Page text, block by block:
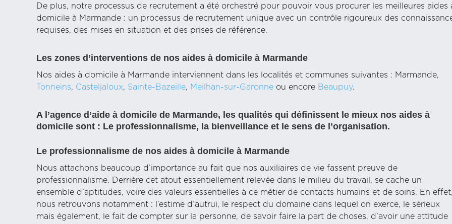
De plus, notre processus de recrutement a été orchestré pour pouvoir vous procurer les meilleures aides
domicile à Marmande : un processus de recrutement unique avec un contrôle rigoureux des
requises, des mises en situation et des prises de référence.
Les zones d’interventions de nos aides à domicile à Marmande
Nos aides à domicile à Marmande interviennent dans les localités et communes suivantes : Marmande,
Tonneins, Casteljaloux, Sainte-Bazeille, Meilhan-sur-Garonne ou encore Beaupuy.
A l’agence d’aide à domicile de Marmande, les qualités qui définissent le mieux nos aides à
domicile sont : Le professionnalisme, la bienveillance et le sens de l’organisation.
Le professionnalisme de nos aides à domicile à Marmande
Nous attachons beaucoup d’importance au fait que nos auxiliaires de vie fassent preuve de
professionnalisme. Derrière cet atout essentiellement relevée dans le milieu du travail, se cache un
ensemble d’aptitudes, voire des valeurs essentielles à ce métier de contacts humains et de soins. En effet,
nous retrouvons notamment : l’estime d’autrui, le respect du domaine dans lequel on exerce, le sérieux
mais également, le fait de compter sur la personne, de savoir faire la part de choses, d’avoir une attitude